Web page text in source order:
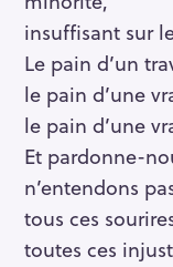
insuffisant sur
Le pain d’un
le pain d’une
le pain d’une
Et pardonne-
n’entendons
tous ces
toutes ces